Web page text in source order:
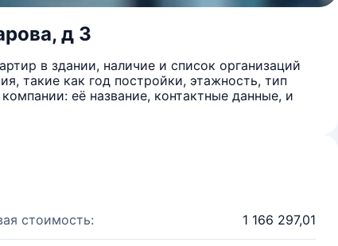
д 3
в здании, наличие и список организаций
такие как год постройки, этажность, тип
её название, контактные данные, и
стоимость: 1 166 297,01